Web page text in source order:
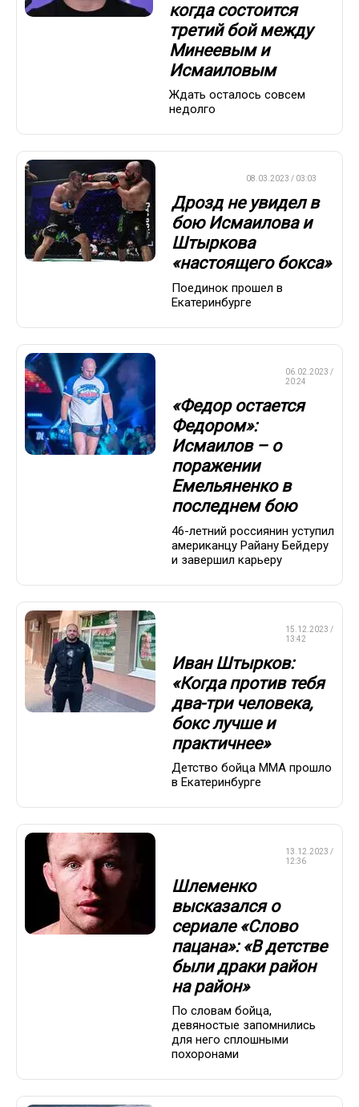
когда состоится
третий бой между
Минеевым и
Исмаиловым
Ждать осталось совсем
недолго
08.03.2023 / 03:03
Дрозд не увидел в
бою Исмаилова и
Штыркова
«настоящего бокса»
Поединок прошел в
Екатеринбурге
06.02.2023 /
20:24
«Федор остается
Федором»:
Исмаилов – о
поражении
Емельяненко в
последнем бою
46-летний россиянин уступил
американцу Райану Бейдеру
и завершил карьеру
15.12.2023 /
13:42
Иван Штырков:
«Когда против тебя
два-три человека,
бокс лучше и
практичнее»
Детство бойца ММА прошло
в Екатеринбурге
13.12.2023 /
12:36
Шлеменко
высказался о
сериале «Слово
пацана»: «В детстве
были драки район
на район»
По словам бойца,
девяностые запомнились
для него сплошными
похоронами